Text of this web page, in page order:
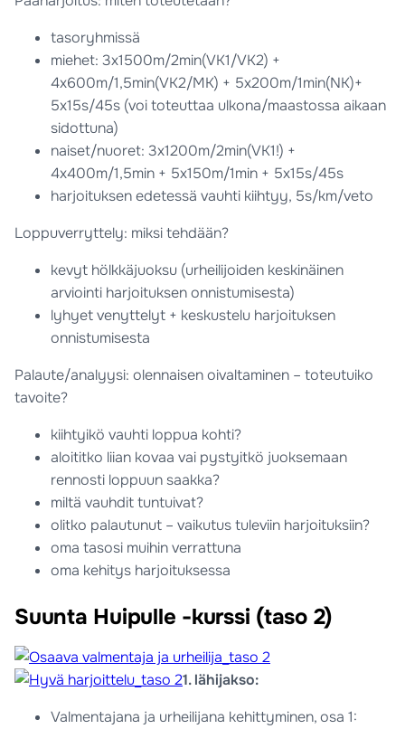
tasoryhmissä
miehet: 3x1500m/2min(VK1/VK2) +
4x600m/1,5min(VK2/MK) + 5x200m/1min(NK)+
5x15s/45s (voi toteuttaa ulkona/maastossa aikaan
sidottuna)
naiset/nuoret: 3x1200m/2min(VK1!) +
4x400m/1,5min + 5x150m/1min + 5x15s/45s
harjoituksen edetessä vauhti kiihtyy, 5s/km/veto
Loppuverryttely: miksi tehdään?
kevyt hölkkäjuoksu (urheilijoiden keskinäinen
arviointi harjoituksen onnistumisesta)
lyhyet venyttelyt + keskustelu harjoituksen
onnistumisesta
Palaute/analyysi: olennaisen oivaltaminen – toteutuiko
tavoite?
kiihtyikö vauhti loppua kohti?
aloititko liian kovaa vai pystyitkö juoksemaan
rennosti loppuun saakka?
miltä vauhdit tuntuivat?
olitko palautunut – vaikutus tuleviin harjoituksiin?
oma tasosi muihin verrattuna
oma kehitys harjoituksessa
Suunta Huipulle -kurssi (taso 2)
1. lähijakso:
Valmentajana ja urheilijana kehittyminen, osa 1: